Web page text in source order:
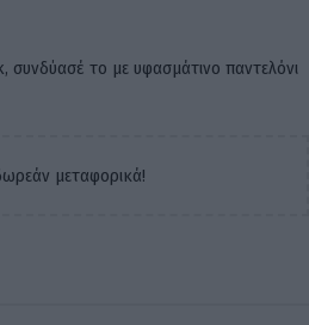
συνδύασέ το με υφασμάτινο παντελόνι
μεταφορικά!